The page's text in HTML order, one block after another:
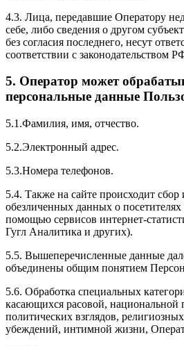
4.3. Лица, передавшие Оператору
себе, либо сведения о другом
без согласия последнего, несут
соответствии с законодательством
5. Оператор может
персональные данные
5.1.Фамилия, имя, отчество.
5.2.Электронный адрес.
5.3.Номера телефонов.
5.4. Также на сайте происходит сбор
обезличенных данных о
помощью сервисов интернет-
Гугл Аналитика и других).
5.5. Вышеперечисленные данные
объединены общим понятием
5.6. Обработка специальных
касающихся расовой, национальной
политических взглядов,
убеждений, интимной жизни,